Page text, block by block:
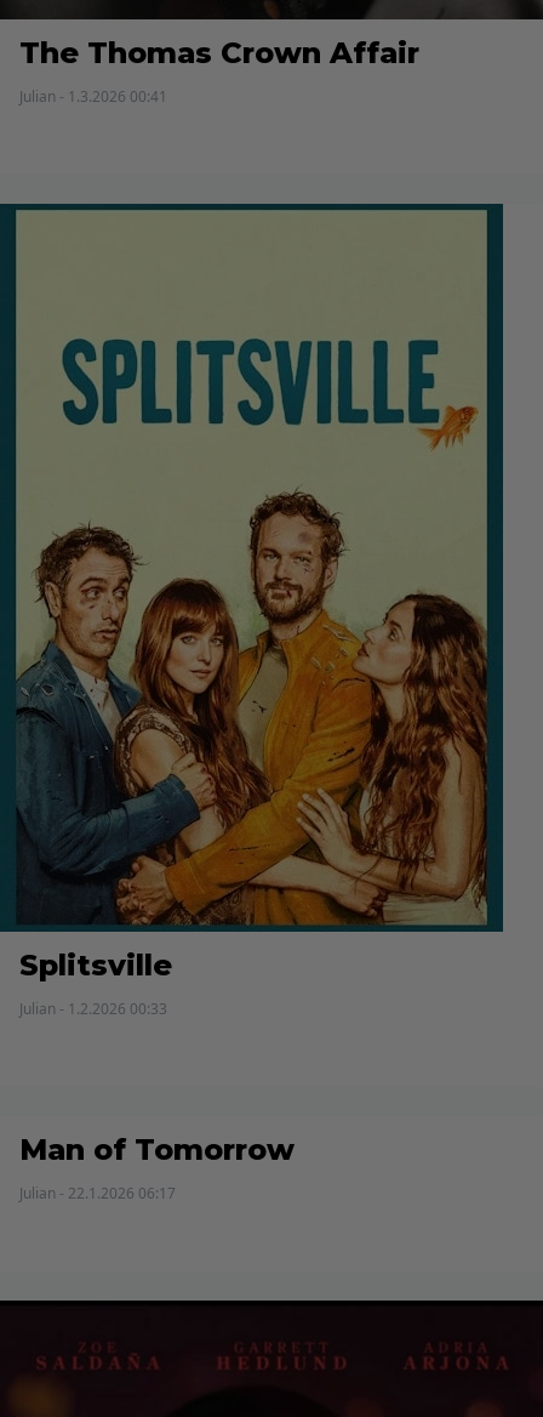
The Thomas Crown Affair
Julian - 1.3.2026 00:41
Splitsville
Julian - 1.2.2026 00:33
Man of Tomorrow
Julian - 22.1.2026 06:17